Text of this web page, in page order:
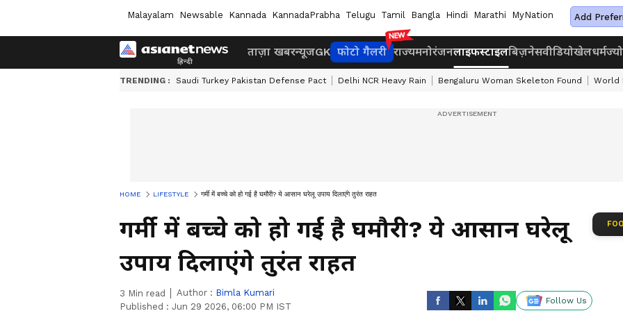
Malayalam Newsable Kannada KannadaPrabha Telugu Tamil Bangla Hindi Marathi MyNation Add
ताज़ा खबरन्यूजGK फोटो गैलरी राज्यमनोरंजनलाइफस्टाइलबिज़नेसवीडियोखेलधर्म
TRENDING : Saudi Turkey Pakistan Defense Pact Delhi NCR Heavy Rain Bengaluru Woman Skeleton Found World
HOME LIFESTYLE गर्मी में बच्चे को हो गई है घमौरी? ये आसान घरेलू उपाय दिलाएंगे तुरंत राहत
गर्मी में बच्चे को हो गई है घमौरी? ये आसान घरेलू
उपाय दिलाएंगे तुरंत राहत
3 Min read Author : Bimla Kumari
Published : Jun 29 2026, 06:00 PM IST
Follow Us